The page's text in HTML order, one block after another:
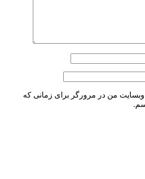
وبسایت من در مرورگر برای زمانی که